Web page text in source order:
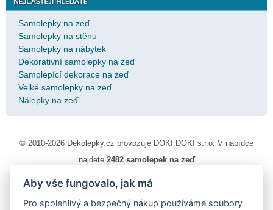
Samolepky na zeď
Samolepky na stěnu
Samolepky na nábytek
Dekorativní samolepky na zeď
Samolepící dekorace na zeď
Velké samolepky na zeď
Nálepky na zeď
© 2010-2026 Dekolepky.cz provozuje DOKI DOKI s.r.o. V nabídce
najdete 2482 samolepek na zeď
Návod k lepení|Životnost samolepek na zeď
podmínky|Ochrana osobních údajů|Cookies |Reklamační řád
Aby vše fungovalo, jak má
Pro spolehlivý a bezpečný nákup používáme soubory